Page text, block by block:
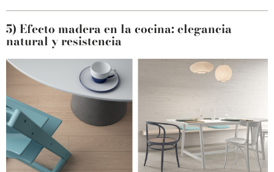
5) Efecto madera en la cocina: elegancia
natural y resistencia